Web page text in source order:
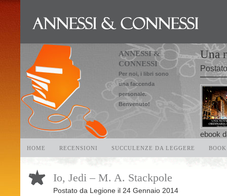
ANNESSI &
CONNESSI
Per noi, i libri sono
una faccenda
personale.
Benvenuto!
Una
ebook
HOME RECENSIONI SUCCULENZE DA LEGGERE
Io, Jedi – M. A. Stackpole
Postato da Legione il 24 Gennaio 2014